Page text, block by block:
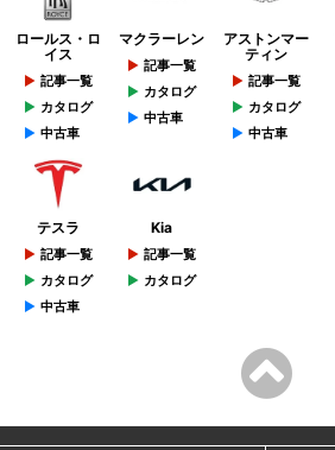
ロールス・ロ
イス
記事一覧
カタログ
中古車
マクラーレン
記事一覧
カタログ
中古車
アストンマー
ティン
記事一覧
カタログ
中古車
テスラ
記事一覧
カタログ
中古車
Kia
記事一覧
カタログ